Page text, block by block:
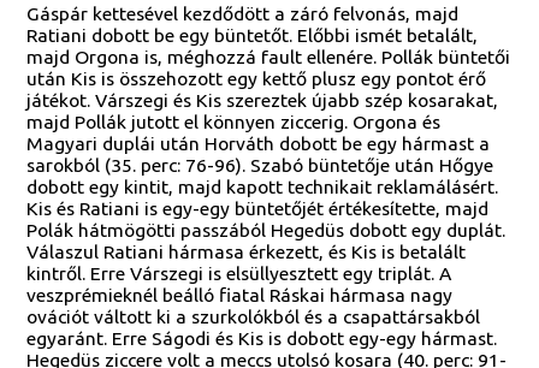
Gáspár kettesével kezdődött a záró felvonás, majd
Ratiani dobott be egy büntetőt. Előbbi ismét betalált,
majd Orgona is, méghozzá fault ellenére. Pollák büntetői
után Kis is összehozott egy kettő plusz egy pontot érő
játékot. Várszegi és Kis szereztek újabb szép kosarakat,
majd Pollák jutott el könnyen ziccerig. Orgona és
Magyari duplái után Horváth dobott be egy hármast a
sarokból (35. perc: 76-96). Szabó büntetője után Hőgye
dobott egy kintit, majd kapott technikait reklamálásért.
Kis és Ratiani is egy-egy büntetőjét értékesítette, majd
Polák hátmögötti passzából Hegedüs dobott egy duplát.
Válaszul Ratiani hármasa érkezett, és Kis is betalált
kintről. Erre Várszegi is elsüllyesztett egy triplát. A
veszprémieknél beálló fiatal Ráskai hármasa nagy
ovációt váltott ki a szurkolókból és a csapattársakból
egyaránt. Erre Ságodi és Kis is dobott egy-egy hármast.
Hegedüs ziccere volt a meccs utolsó kosara (40. perc: 91-